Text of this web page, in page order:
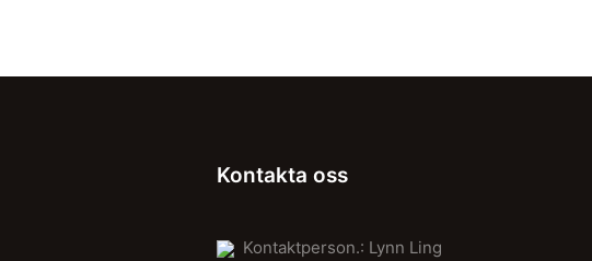
Kontakta oss
Kontaktperson.: Lynn Ling